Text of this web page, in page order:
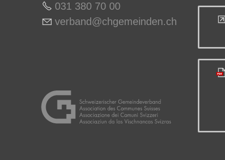
031 380 70 00
v rb nd chg m nd n ch